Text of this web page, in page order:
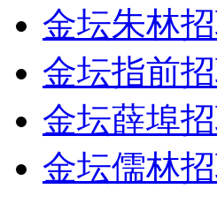
金坛朱林
金坛指前
金坛薛埠
金坛儒林